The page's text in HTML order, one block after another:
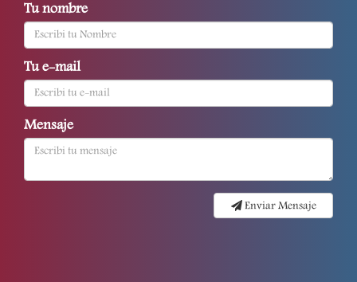
Tu nombre
Tu e-mail
Mensaje
Enviar Mensaje